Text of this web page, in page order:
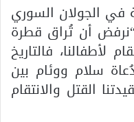
في الجولان السوري
“نرفض أن تُراق قطرة
فالتاريخ
سلام ووئام بين
القتل والانتقام